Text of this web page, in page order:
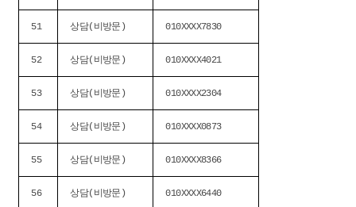
51 상담(비방문) 010XXXX7830
52 상담(비방문) 010XXXX4021
53 상담(비방문) 010XXXX2304
54 상담(비방문) 010XXXX0873
55 상담(비방문) 010XXXX8366
56 상담(비방문) 010XXXX6440